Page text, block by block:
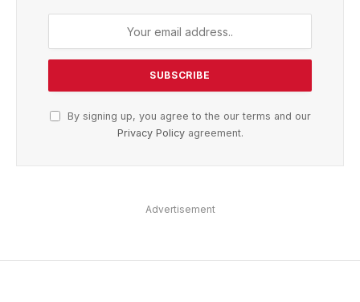
By signing up, you agree to the our terms and our
Privacy Policyagreement.
Advertisement